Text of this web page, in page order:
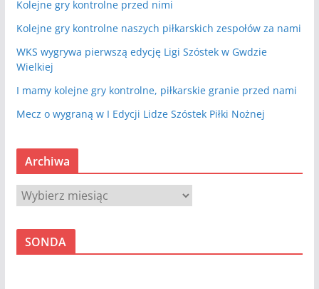
Kolejne gry kontrolne przed nimi
Kolejne gry kontrolne naszych piłkarskich zespołów za nami
WKS wygrywa pierwszą edycję Ligi Szóstek w Gwdzie
Wielkiej
I mamy kolejne gry kontrolne, piłkarskie granie przed nami
Mecz o wygraną w I Edycji Lidze Szóstek Piłki Nożnej
Archiwa
A
r
c
SONDA